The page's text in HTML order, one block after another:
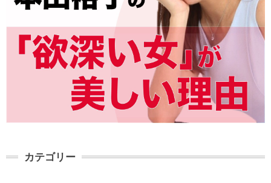
カテゴリー